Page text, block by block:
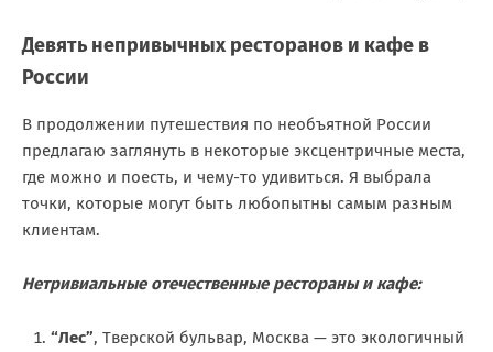
Девять непривычных ресторанов и кафе в
России
В продолжении путешествия по необъятной России
предлагаю заглянуть в некоторые эксцентричные места,
где можно и поесть, и чему-то удивиться. Я выбрала
точки, которые могут быть любопытны самым разным
клиентам.
Нетривиальные отечественные рестораны и кафе:
“Лес”, Тверской бульвар, Москва — это экологичный